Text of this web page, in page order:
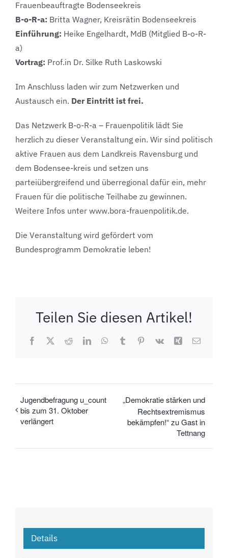
Frauenbeauftragte Bodenseekreis
B-o-R-a: Britta Wagner, Kreisrätin Bodenseekreis
Einführung: Heike Engelhardt, MdB (Mitglied B-o-R-
a)
Vortrag: Prof.in Dr. Silke Ruth Laskowski
Im Anschluss laden wir zum Netzwerken und
Austausch ein. Der Eintritt ist frei.
Das Netzwerk B-o-R-a – Frauenpolitik lädt Sie
herzlich zu dieser Veranstaltung ein. Wir sind politisch
aktive Frauen aus dem Landkreis Ravensburg und
dem Bodensee-kreis und setzen uns
parteiübergreifend und überregional dafür ein, mehr
Frauen für die politische Teilhabe zu gewinnen.
Weitere Infos unter www.bora-frauenpolitik.de.
Die Veranstaltung wird gefördert vom
Bundesprogramm Demokratie leben!
Teilen Sie diesen Artikel!
Facebook
X RedditLinkedInWhatsApp
TumblrPinterest
Vk Xing E-
Jugendbefragung u_count
bis zum 31. Oktober
verlängert
„Demokratie stärken und
Rechtsextremismus
bekämpfen!“ zu Gast in
Tettnang
Details